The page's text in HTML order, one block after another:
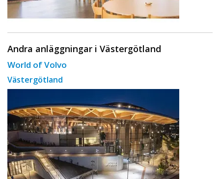
Andra anläggningar i Västergötland
World of Volvo
Västergötland